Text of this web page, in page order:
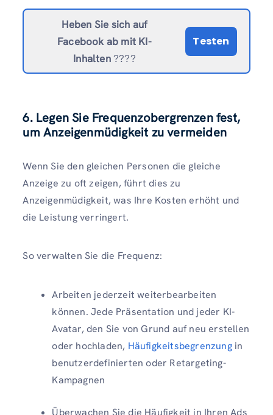
Heben Sie sich auf
Facebook ab mit KI-
Inhalten????
Testen
6. Legen Sie Frequenzobergrenzen fest,
um Anzeigenmüdigkeit zu vermeiden
Wenn Sie den gleichen Personen die gleiche
Anzeige zu oft zeigen, führt dies zu
Anzeigenmüdigkeit, was Ihre Kosten erhöht und
die Leistung verringert.
So verwalten Sie die Frequenz:
Arbeiten jederzeit weiterbearbeiten
können. Jede Präsentation und jeder KI-
Avatar, den Sie von Grund auf neu erstellen
oder hochladen, Häufigkeitsbegrenzungin
benutzerdefinierten oder Retargeting-
Kampagnen
Überwachen Sie die Häufigkeit in Ihren Ads